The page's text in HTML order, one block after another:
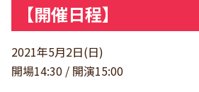
【開催日程】
2021年5月2日(日)
開場14:30 / 開演15:00